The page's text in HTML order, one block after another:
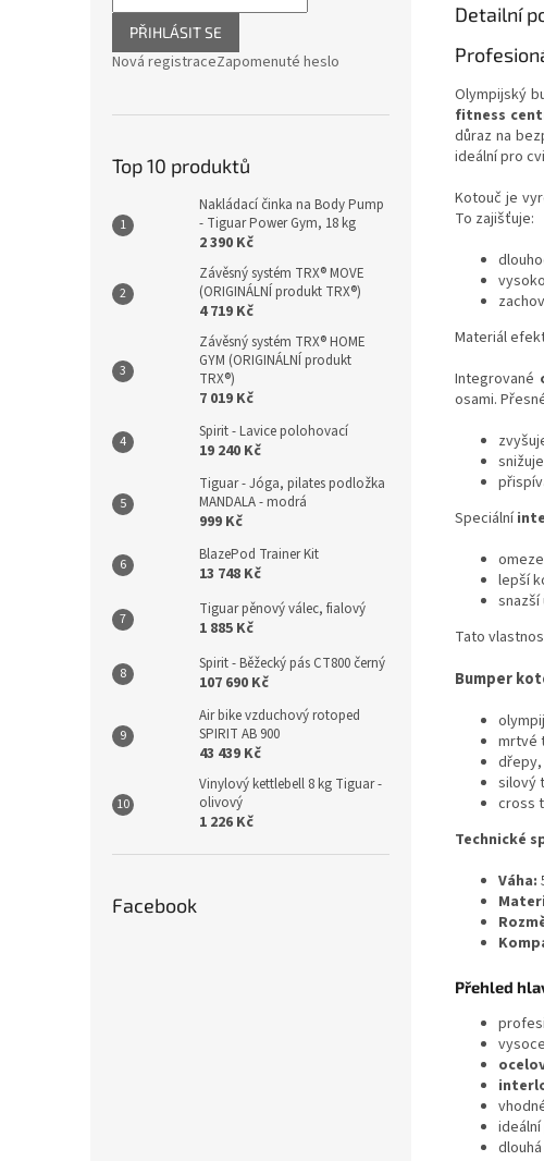
PŘIHLÁSIT SE
Nová registraceZapomenuté heslo
Top 10 produktů
Nakládací činka na Body Pump
- Tiguar Power Gym, 18 kg
2 390 Kč
Závěsný systém TRX® MOVE
(ORIGINÁLNÍ produkt TRX®)
4 719 Kč
Závěsný systém TRX® HOME
GYM (ORIGINÁLNÍ produkt
TRX®)
7 019 Kč
Spirit - Lavice polohovací
19 240 Kč
Tiguar - Jóga, pilates podložka
MANDALA - modrá
999 Kč
BlazePod Trainer Kit
13 748 Kč
Tiguar pěnový válec, fialový
1 885 Kč
Spirit - Běžecký pás CT800 černý
107 690 Kč
Air bike vzduchový rotoped
SPIRIT AB 900
43 439 Kč
Vinylový kettlebell 8 kg Tiguar -
olivový
1 226 Kč
Facebook
Detailní
Olympijský
fitness
důraz na
ideální pro
Kotouč je
To zajišťuje:
Materiál
Integrované
osami.
Speciální
lepší
Tato
Bumper
mrtvé
dřepy,
silový
cross
Technické
Váha:
Přehled